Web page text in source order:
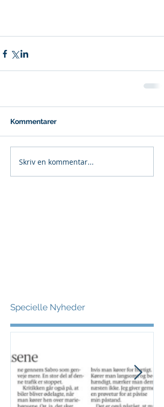
Kommentarer
Skriv en kommentar...
Specielle Nyheder